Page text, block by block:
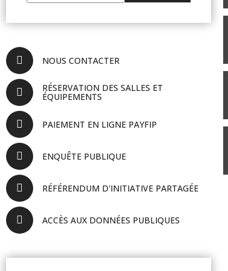
NOUS CONTACTER
RÉSERVATION DES SALLES ET
ÉQUIPEMENTS
PAIEMENT EN LIGNE PAYFIP
ENQUÊTE PUBLIQUE
RÉFÉRENDUM D'INITIATIVE PARTAGÉE
ACCÈS AUX DONNÉES PUBLIQUES